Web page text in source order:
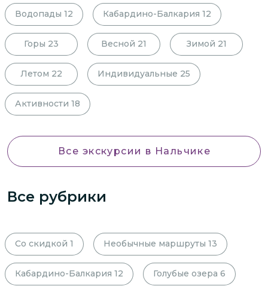
Водопады 12 Кабардино-Балкария 12
Горы 23 Весной 21 Зимой 21
Летом 22 Индивидуальные 25
Активности 18
Все экскурсии в Нальчике
Все рубрики
Со скидкой 1 Необычные маршруты 13
Кабардино-Балкария 12 Голубые озера 6